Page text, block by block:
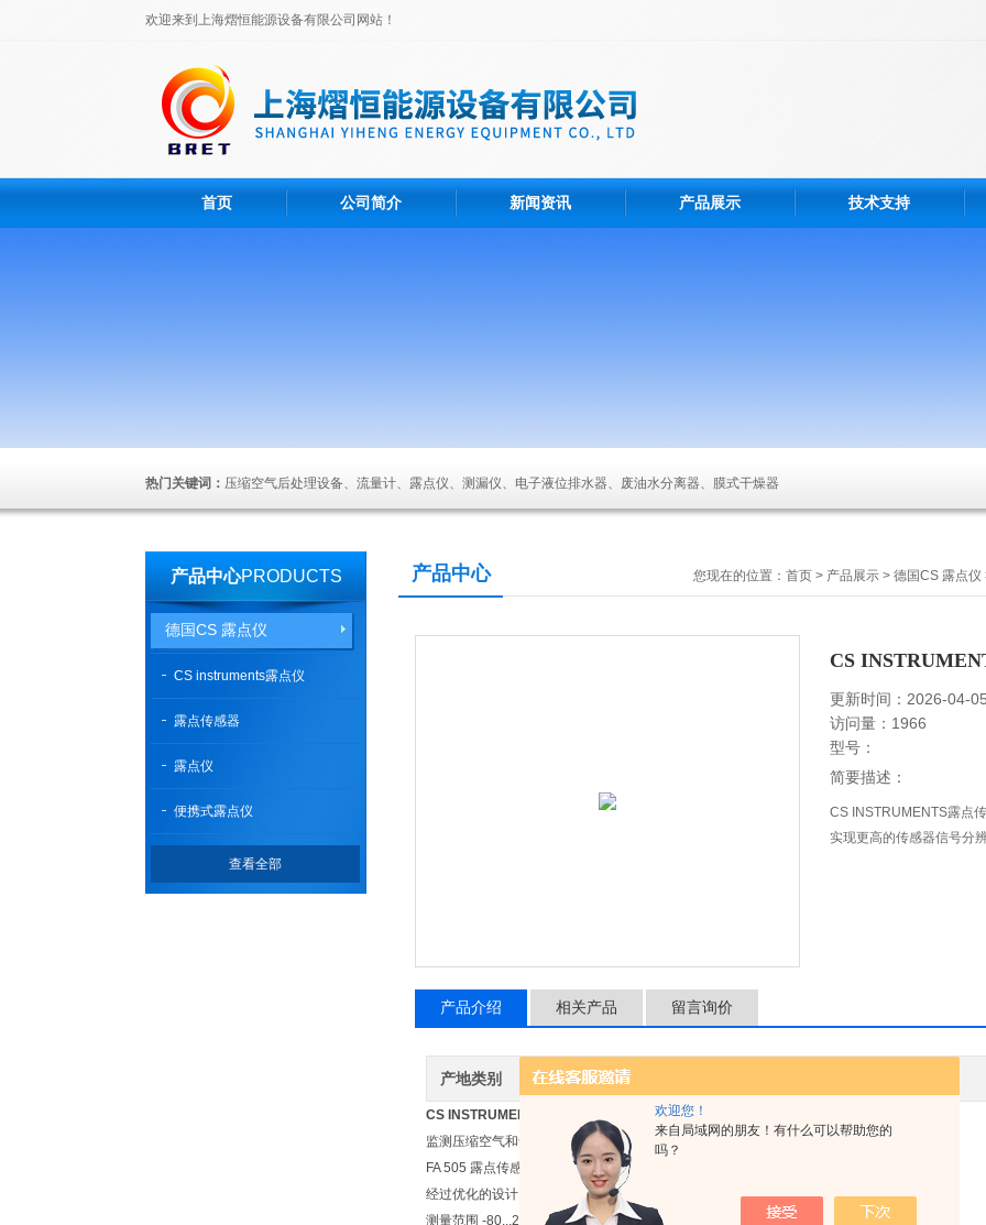
欢迎您！
来自局域网的朋友！有什么可以帮助您的
吗？
欢迎来到上海熠恒能源设备有限公司网站！
首页 公司简介 新闻资讯 产品展示 技术支持
热门关键词： 压缩空气后处理设备、流量计、露点仪、测漏仪、电子液位排水器、废油水分离器、膜式干燥器
产品中心PRODUCTS
德国CS 露点仪
CS instruments露点仪
露点传感器
露点仪
便携式露点仪
查看全部
产品中心 您现在的位置： 首页 > 产品展示 > 德国CS 露点仪
CS
更新时间：2026-04-
访问量：1966
型号：
简要描述：
CS INSTRUMENTS露点
实现更高的传感器信号分
产品介绍 相关产品 留言询价
产地类别 进口
CS INSTRUMENTS露点传感器FA505批量出售
监测压缩空气和气体剩余湿度的 OEM 露点传感器
FA 505 露点传感器的特别优势：
经过优化的设计，适用于干燥设备内的狭小空间
测量范围 -80...20° Ctd